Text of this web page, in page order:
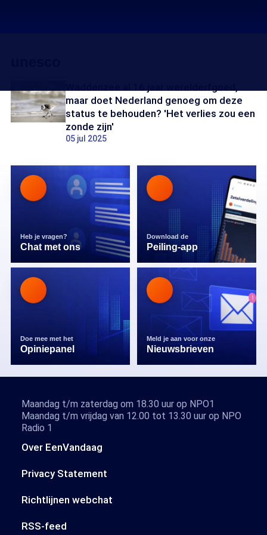
maar doet Nederland genoeg om deze
status te behouden? 'Het verlies zou een
zonde zijn'
05 jul 2025
Heb je vragen?
Chat met ons
Download de
Peiling-app
Doe mee met het
Opiniepanel
Meld je aan voor onze
Nieuwsbrieven
Over EenVandaag
Privacy Statement
Richtlijnen webchat
RSS-feed
Maandag t/m zaterdag om 18.30 uur op NPO1
Maandag t/m vrijdag van 12.00 tot 13.30 uur op NPO
Radio 1